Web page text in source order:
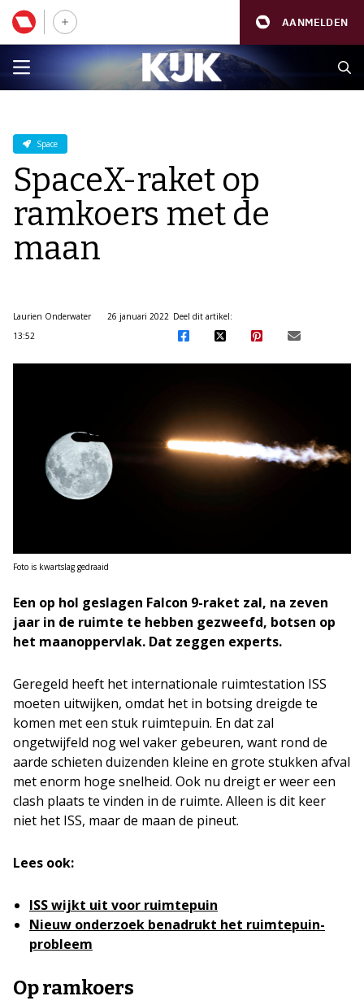
AANMELDEN
Space
SpaceX-raket op
ramkoers met de
maan
Laurien Onderwater
26 januari 2022
13:52
Deel dit artikel:
Foto is kwartslag gedraaid
Een op hol geslagen Falcon 9-raket zal, na zeven
jaar in de ruimte te hebben gezweefd, botsen op
het maanoppervlak. Dat zeggen experts.
Geregeld heeft het internationale ruimtestation ISS
moeten uitwijken, omdat het in botsing dreigde te
komen met een stuk ruimtepuin. En dat zal
ongetwijfeld nog wel vaker gebeuren, want rond de
aarde schieten duizenden kleine en grote stukken afval
met enorm hoge snelheid. Ook nu dreigt er weer een
clash plaats te vinden in de ruimte. Alleen is dit keer
niet het ISS, maar de maan de pineut.
Lees ook:
ISS wijkt uit voor ruimtepuin
Nieuw onderzoek benadrukt het ruimtepuin-
probleem
Op ramkoers